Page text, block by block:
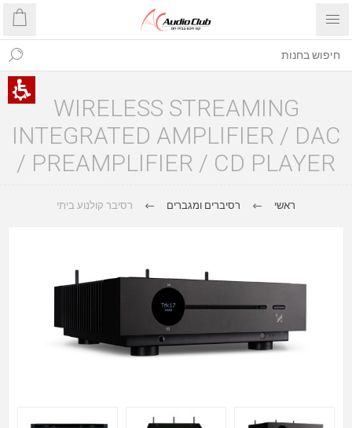
WIRELESS STREAMING
INTEGRATED AMPLIFIER / DAC
/ PREAMPLIFIER / CD PLAYER
ראשי רסיברים ומגברים רסיבר קולנוע ביתי